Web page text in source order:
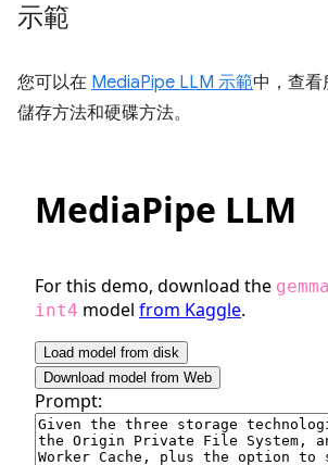
示範
您可以在 MediaPipe LLM 示範中，查看
儲存方法和硬碟方法。